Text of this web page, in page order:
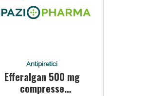
Antipiretici
Efferalgan 500 mg
compresse